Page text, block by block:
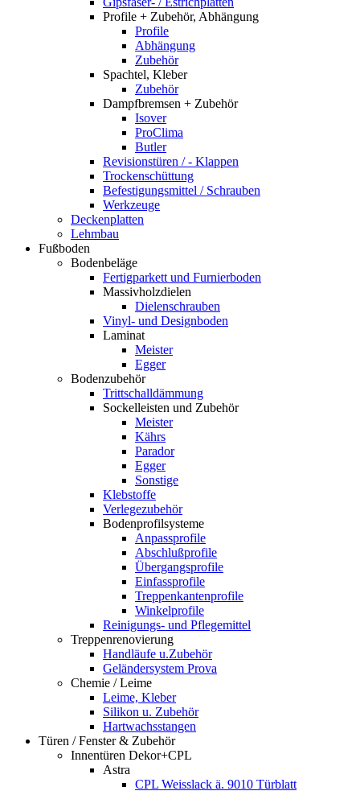
Profile + Zubehör, Abhängung
Profile
Abhängung
Zubehör
Spachtel, Kleber
Zubehör
Dampfbremsen + Zubehör
Isover
ProClima
Butler
Revisionstüren / - Klappen
Trockenschüttung
Befestigungsmittel / Schrauben
Werkzeuge
Deckenplatten
Lehmbau
Fußboden
Bodenbeläge
Fertigparkett und Furnierboden
Massivholzdielen
Dielenschrauben
Vinyl- und Designboden
Laminat
Meister
Egger
Bodenzubehör
Trittschalldämmung
Sockelleisten und Zubehör
Meister
Kährs
Parador
Egger
Sonstige
Klebstoffe
Verlegezubehör
Bodenprofilsysteme
Anpassprofile
Abschlußprofile
Übergangsprofile
Einfassprofile
Treppenkantenprofile
Winkelprofile
Reinigungs- und Pflegemittel
Treppenrenovierung
Handläufe u.Zubehör
Geländersystem Prova
Chemie / Leime
Leime, Kleber
Silikon u. Zubehör
Hartwachsstangen
Türen / Fenster & Zubehör
Innentüren Dekor+CPL
Astra
CPL Weisslack ä. 9010 Türblatt